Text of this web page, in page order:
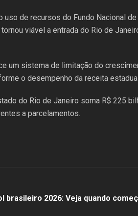
uso de recursos do Fundo Nacional
viável a entrada do Rio de
um sistema de limitação do
o desempenho da receita
do Rio de Janeiro soma R$ 225
a parcelamentos.
brasileiro 2026: Veja quando